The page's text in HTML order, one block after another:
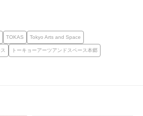
TOKAS Tokyo Arts and Space
トーキョーアーツアンドスペース本郷